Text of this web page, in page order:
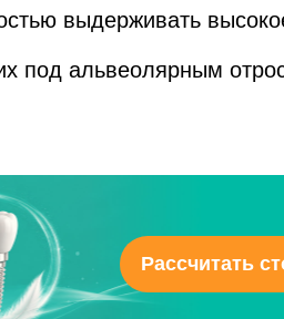
выдерживать
под альвеолярным
Рассчитать